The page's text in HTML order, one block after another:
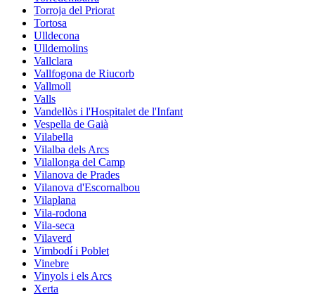
Torroja del Priorat
Tortosa
Ulldecona
Ulldemolins
Vallclara
Vallfogona de Riucorb
Vallmoll
Valls
Vandellòs i l'Hospitalet de l'Infant
Vespella de Gaià
Vilabella
Vilalba dels Arcs
Vilallonga del Camp
Vilanova de Prades
Vilanova d'Escornalbou
Vilaplana
Vila-rodona
Vila-seca
Vilaverd
Vimbodí i Poblet
Vinebre
Vinyols i els Arcs
Xerta